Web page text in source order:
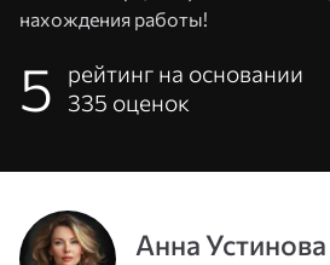
нахождения работы!
5
рейтинг на основании
335 оценок
Анна Устинова